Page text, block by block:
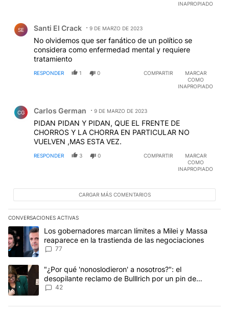
INAPROPIADO
SE Santi El Crack 9 DE MARZO DE 2023
No olvidemos que ser fanático de un político se
considera como enfermedad mental y requiere
tratamiento
RESPONDER 1 0 COMPARTIR
MARCAR
COMO
INAPROPIADO
CG Carlos German 9 DE MARZO DE 2023
PIDAN PIDAN Y PIDAN, QUE EL FRENTE DE
CHORROS Y LA CHORRA EN PARTICULAR NO
VUELVEN ,MAS ESTA VEZ.
RESPONDER 3 0 COMPARTIR
MARCAR
COMO
INAPROPIADO
CARGAR MÁS COMENTARIOS
CONVERSACIONES ACTIVAS
Este listado muestra los artículos con más comentarios en los
Un artículo de tendencia con el título "Los gobernadores marcan
Los gobernadores marcan límites a Milei y Massa
reaparece en la trastienda de las negociaciones
77
Un artículo de tendencia con el título ""¿Por qué 'nonoslodieron'
"¿Por qué 'nonoslodieron' a nosotros?": el
desopilante reclamo de Bulllrich por un pin de
Malvinas
42